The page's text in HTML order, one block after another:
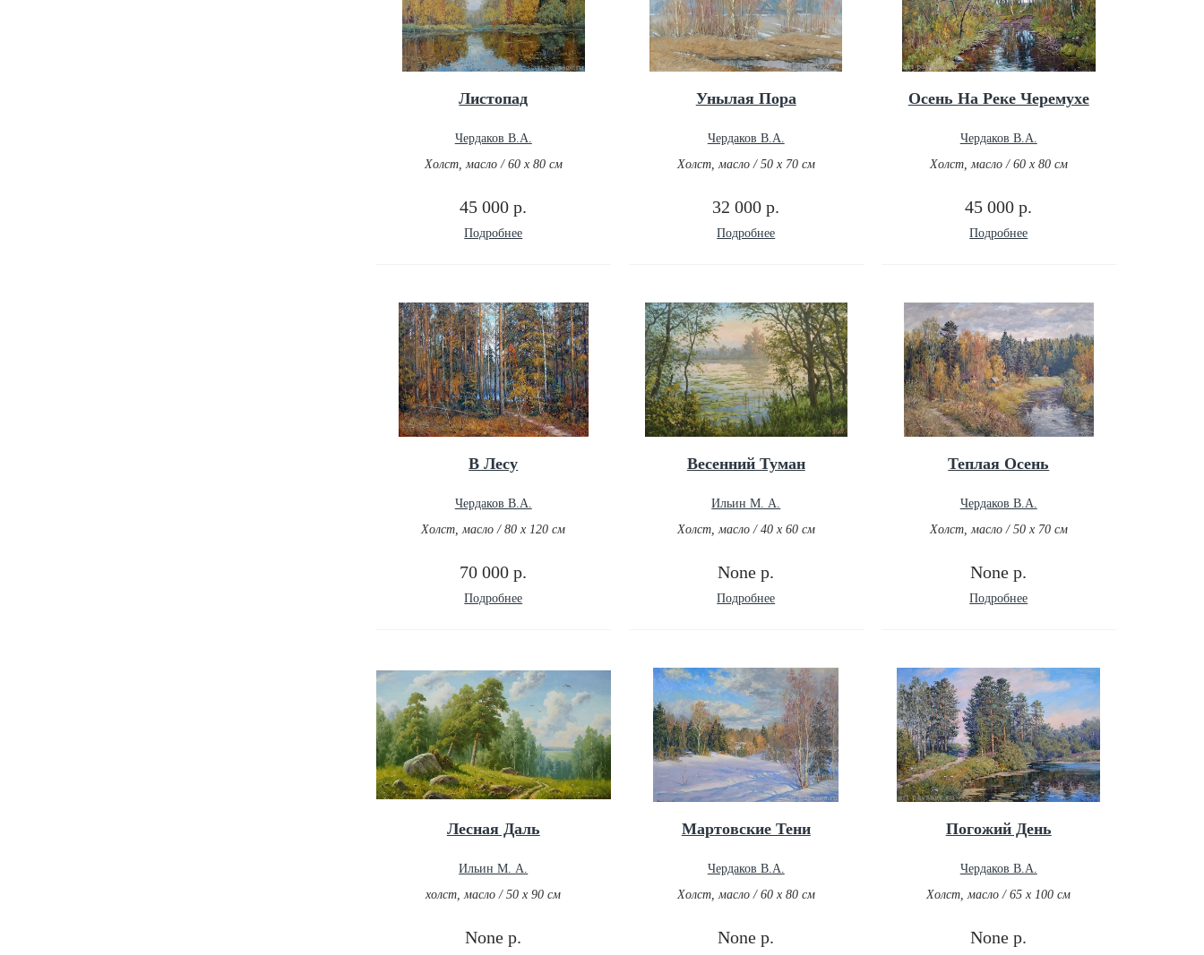
Листопад
Чердаков В.А.
Холст, масло / 60 х 80 см
45 000 р.
Подробнее
Унылая Пора
Чердаков В.А.
Холст, масло / 50 х 70 см
32 000 р.
Подробнее
Осень На Реке Черемухе
Чердаков В.А.
Холст, масло / 60 х 80 см
45 000 р.
Подробнее
В Лесу
Чердаков В.А.
Холст, масло / 80 х 120 см
70 000 р.
Подробнее
Весенний Туман
Ильин М. А.
Холст, масло / 40 х 60 см
None р.
Подробнее
Теплая Осень
Чердаков В.А.
Холст, масло / 50 х 70 см
None р.
Подробнее
Лесная Даль
Ильин М. А.
холст, масло / 50 х 90 см
None р.
Мартовские Тени
Чердаков В.А.
Холст, масло / 60 х 80 см
None р.
Погожий День
Чердаков В.А.
Холст, масло / 65 х 100 см
None р.